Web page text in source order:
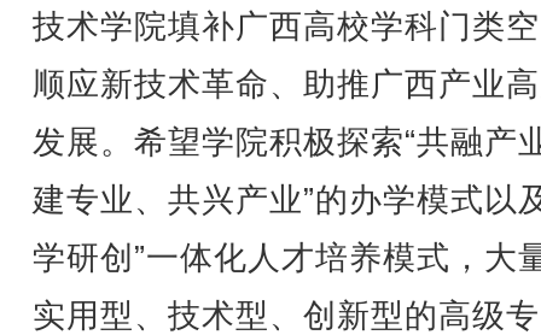
技术学院填补广西高校学科门类
顺应新技术革命、助推广西产业
发展。希望学院积极探索“共融产
建专业、共兴产业”的办学模式以
学研创”一体化人才培养模式，大
实用型、技术型、创新型的高级